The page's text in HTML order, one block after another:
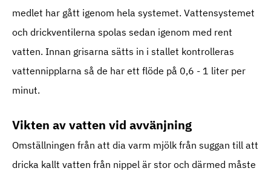
medlet har gått igenom hela systemet. Vattensystemet
och drickventilerna spolas sedan igenom med rent
vatten. Innan grisarna sätts in i stallet kontrolleras
vattennipplarna så de har ett flöde på 0,6 - 1 liter per
minut.
Vikten av vatten vid avvänjning
Omställningen från att dia varm mjölk från suggan till att
dricka kallt vatten från nippel är stor och därmed måste